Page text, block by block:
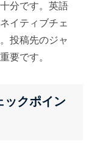
分です。英語
イティブチェ
投稿先のジャ
要です。
ックポイン